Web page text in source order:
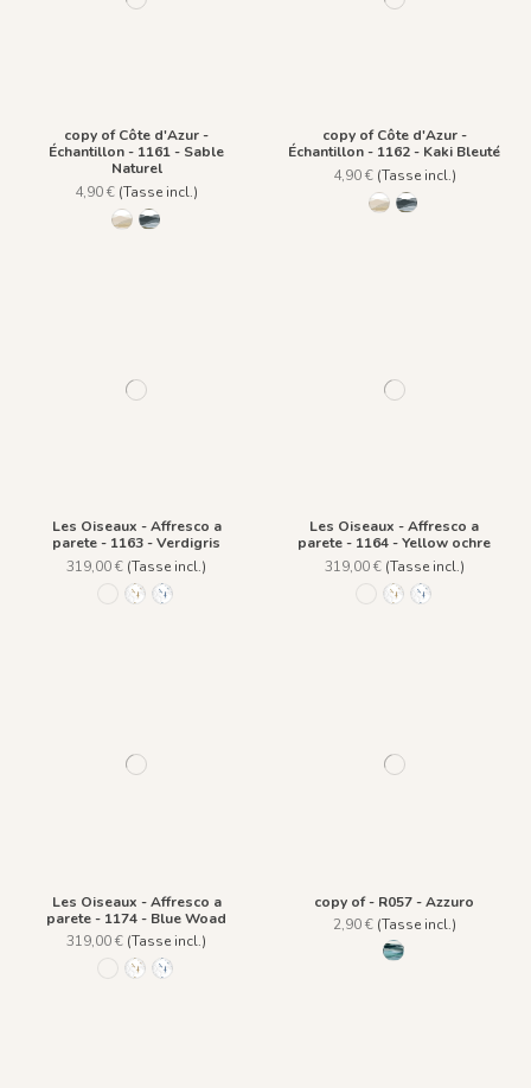
copy of Côte d'Azur -
Échantillon - 1161 - Sable
Naturel
4,90 € (Tasse incl.)
1161 - Sable Naturel
1162 - Kaki Bleuté
copy of Côte d'Azur -
Échantillon - 1162 - Kaki Bleuté
4,90 €(Tasse incl.)
1161 - Sable Naturel
1162 - Kaki Bleuté
Les Oiseaux - Affresco a
parete - 1163 - Verdigris
319,00 € (Tasse incl.)
1163 - Verdigris
1164 - Yellow ochre
1174 - Blue Woad
Les Oiseaux - Affresco a
parete - 1164 - Yellow ochre
319,00 €(Tasse incl.)
1163 - Verdigris
1164 - Yellow ochre
1174 - Blue
Les Oiseaux - Affresco a
parete - 1174 - Blue Woad
319,00 € (Tasse incl.)
1163 - Verdigris
1164 - Yellow ochre
1174 - Blue Woad
copy of - R057 - Azzuro
2,90 €(Tasse incl.)
R057 - Azzuro